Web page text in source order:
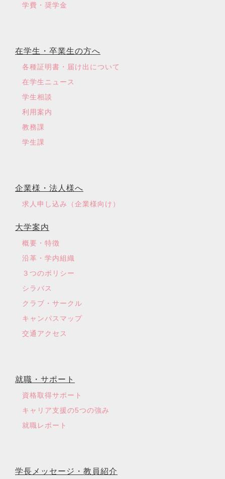
学費・奨学金
在学生・卒業生の方へ
各種証明書・届け出について
在学生ニュース
学生相談
利用案内
教務課
学生課
企業様・法人様へ
求人申し込み（企業様向け）
大学案内
概要・特徴
沿革・学内組織
３つのポリシー
シラバス
クラブ・サークル
キャンパスマップ
交通アクセス
就職・サポート
資格取得サポート
キャリア支援の5つの強み
就職レポート
学長メッセージ・教員紹介